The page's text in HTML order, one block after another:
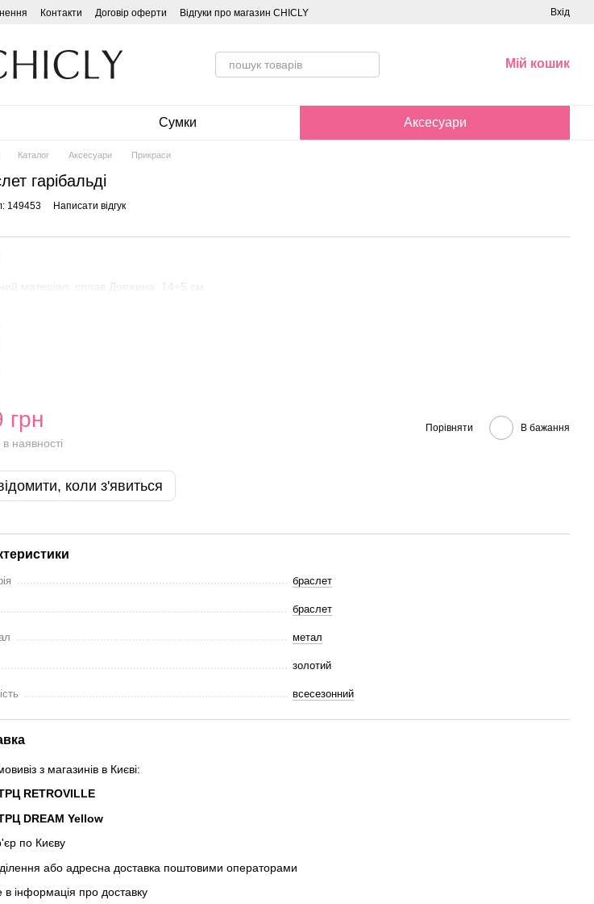
Контакти Договір оферти Відгуки про магазин CHICLY Вхід
Мій кошик
Сумки Аксесуари
Каталог Аксесуари Прикраси
гарібальді
149453 Написати відгук
матеріал: сплав Довжина: 14+5 см.
грн
наявності
Порівняти В бажання
коли з'явиться
браслет
браслет
метал
золотий
всесезонний
з магазинів в Києві:
RETROVILLE
DREAM Yellow
по Києву
або адресна доставка поштовими операторами
в інформація про доставку